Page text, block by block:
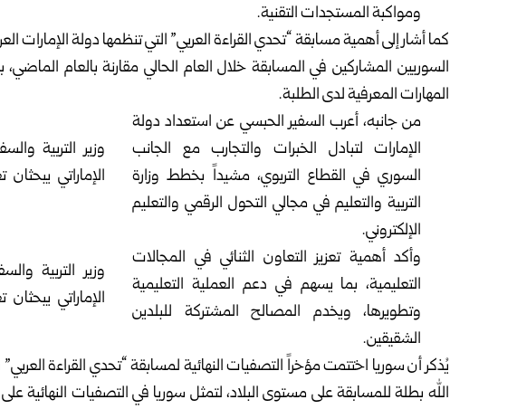
ومواكبة المستجدات التقنية.
كما أشار إلى أهمية مسابقة “تحدي القراءة العربي” التي تنظمها دولة الإمارات
السوريين المشاركين في المسابقة خلال العام الحالي مقارنة بالعام
المهارات المعرفية لدى الطلبة.
من جانبه، أعرب السفير الحبسي عن استعداد دولة
الإمارات لتبادل الخبرات والتجارب مع الجانب
السوري في القطاع التربوي، مشيداً بخطط وزارة
التربية والتعليم في مجالي التحول الرقمي والتعليم
الإلكتروني.
وأكد أهمية تعزيز التعاون الثنائي في المجالات
التعليمية، بما يسهم في دعم العملية التعليمية
وتطويرها، ويخدم المصالح المشتركة للبلدين
الشقيقين.
يُذكر أن سوريا اختتمت مؤخراً التصفيات النهائية لمسابقة “تحدي القراءة
الله بطلة للمسابقة على مستوى البلاد، لتمثل سوريا في التصفيات النهائية